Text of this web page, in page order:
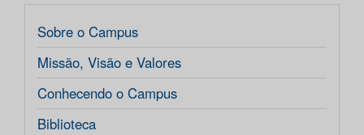
Sobre o Campus
Missão, Visão e Valores
Conhecendo o Campus
Biblioteca